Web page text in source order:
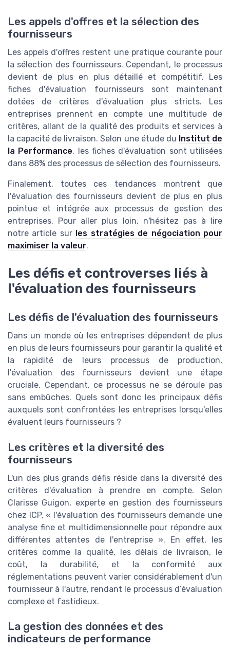
Les appels d'offres et la sélection des
fournisseurs
Les appels d'offres restent une pratique courante pour
la sélection des fournisseurs. Cependant, le processus
devient de plus en plus détaillé et compétitif. Les
fiches d'évaluation fournisseurs sont maintenant
dotées de critères d'évaluation plus stricts. Les
entreprises prennent en compte une multitude de
critères, allant de la qualité des produits et services à
la capacité de livraison. Selon une étude du Institut de
la Performance, les fiches d'évaluation sont utilisées
dans 88% des processus de sélection des fournisseurs.
Finalement, toutes ces tendances montrent que
l'évaluation des fournisseurs devient de plus en plus
pointue et intégrée aux processus de gestion des
entreprises. Pour aller plus loin, n'hésitez pas à lire
notre article sur les stratégies de négociation pour
maximiser la valeur.
Les défis et controverses liés à
l'évaluation des fournisseurs
Les défis de l'évaluation des fournisseurs
Dans un monde où les entreprises dépendent de plus
en plus de leurs fournisseurs pour garantir la qualité et
la rapidité de leurs processus de production,
l'évaluation des fournisseurs devient une étape
cruciale. Cependant, ce processus ne se déroule pas
sans embûches. Quels sont donc les principaux défis
auxquels sont confrontées les entreprises lorsqu'elles
évaluent leurs fournisseurs ?
Les critères et la diversité des
fournisseurs
L'un des plus grands défis réside dans la diversité des
critères d'évaluation à prendre en compte. Selon
Clarisse Guigon, experte en gestion des fournisseurs
chez ICP, « l'évaluation des fournisseurs demande une
analyse fine et multidimensionnelle pour répondre aux
différentes attentes de l'entreprise ». En effet, les
critères comme la qualité, les délais de livraison, le
coût, la durabilité, et la conformité aux
réglementations peuvent varier considérablement d'un
fournisseur à l'autre, rendant le processus d’évaluation
complexe et fastidieux.
La gestion des données et des
indicateurs de performance